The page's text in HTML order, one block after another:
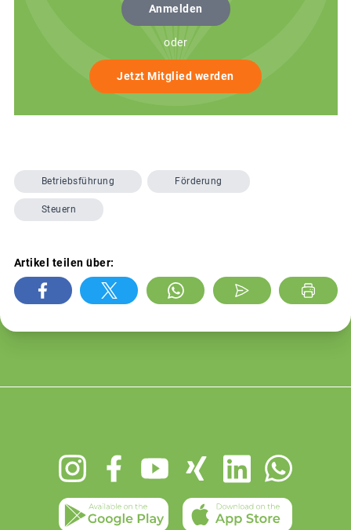
Anmelden
oder
Jetzt Mitglied werden
Betriebsführung Förderung
Steuern
Artikel teilen über: